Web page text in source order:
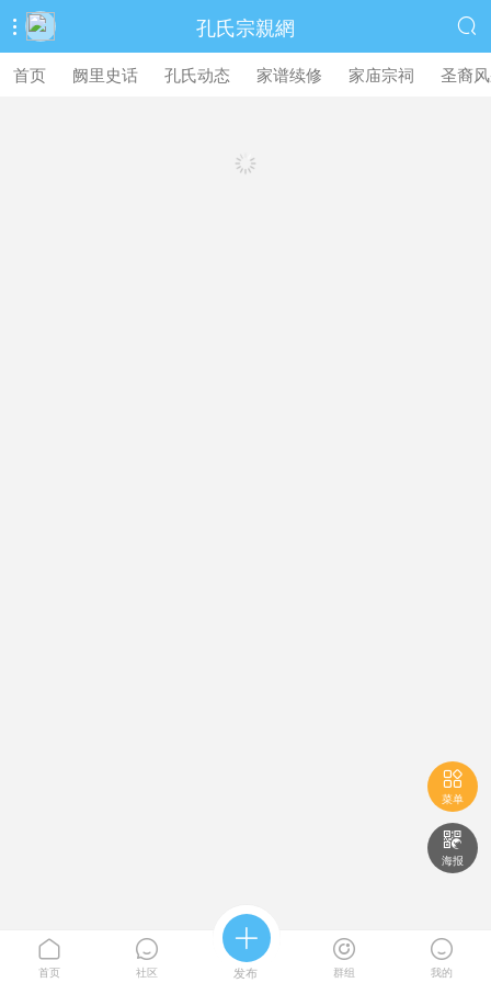
 孔氏宗親網 
首页 阙里史话 孔氏动态 家谱续修 家庙宗祠 圣裔

菜单

海报

首页

社区

发布

群组

我的